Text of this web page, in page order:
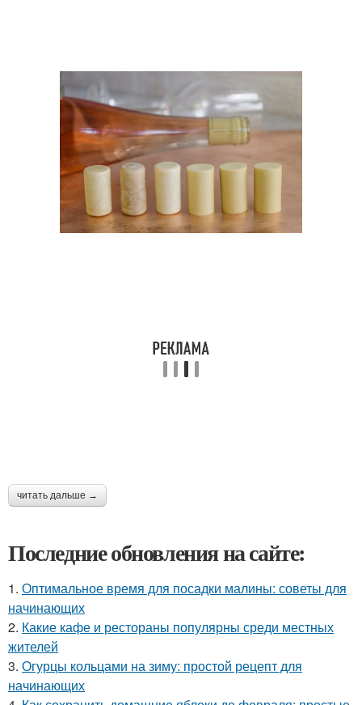
читать дальше →
Последние обновления на сайте:
1. Оптимальное время для посадки малины: советы для
начинающих
2. Какие кафе и рестораны популярны среди местных
жителей
3. Огурцы кольцами на зиму: простой рецепт для
начинающих